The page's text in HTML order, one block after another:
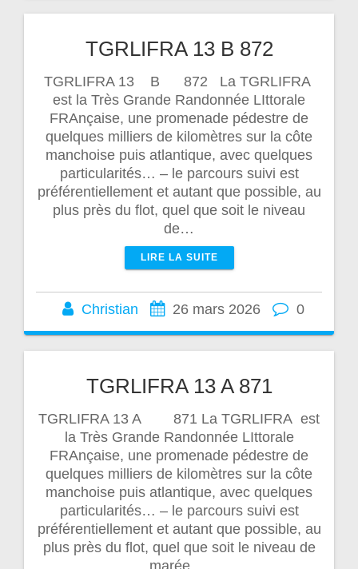
TGRLIFRA 13 B 872
TGRLIFRA 13 B 872 La TGRLIFRA
est la Très Grande Randonnée LIttorale
FRAnçaise, une promenade pédestre de
quelques milliers de kilomètres sur la côte
manchoise puis atlantique, avec quelques
particularités… – le parcours suivi est
préférentiellement et autant que possible, au
plus près du flot, quel que soit le niveau
de…
LIRE LA SUITE
Christian 26 mars 2026 0
TGRLIFRA 13 A 871
TGRLIFRA 13 A 871 La TGRLIFRA est
la Très Grande Randonnée LIttorale
FRAnçaise, une promenade pédestre de
quelques milliers de kilomètres sur la côte
manchoise puis atlantique, avec quelques
particularités… – le parcours suivi est
préférentiellement et autant que possible, au
plus près du flot, quel que soit le niveau de